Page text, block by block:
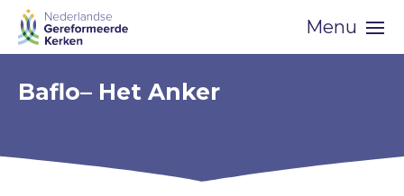
Skip
navigation
Menu
Baflo– Het Anker